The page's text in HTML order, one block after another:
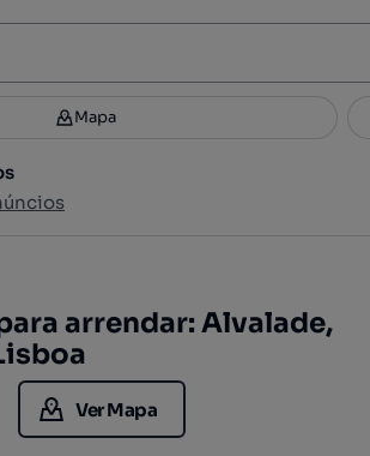
Filtros 3
Mapa
arrendar: Alvalade,
Ver Mapa